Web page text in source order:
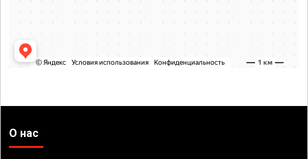
О нас